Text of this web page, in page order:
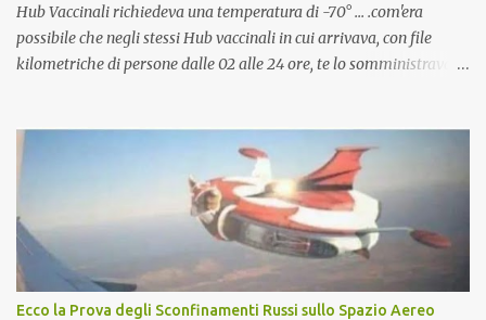
Hub Vaccinali richiedeva una temperatura di -70° ... .com'era
possibile che negli stessi Hub vaccinali in cui arrivava, con file
kilometriche di persone dalle 02 alle 24 ore, te lo somministravano
Vaccino come: l' Amaro del Capo, era "spettacolare Ghiacciato, ma
andava bene anche, a Temperatura Ambiente"! Riproponiamo
l'articolo per NON Dimenticare!
Ecco la Prova degli Sconfinamenti Russi sullo Spazio Aereo